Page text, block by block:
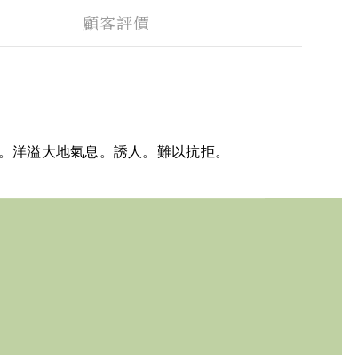
顧客評價
溢大地氣息。誘人。難以抗拒。